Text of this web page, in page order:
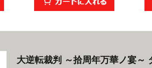
大逆転裁判 ～拾周年万華ノ宴～